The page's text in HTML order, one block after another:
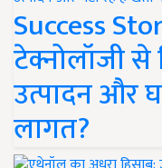
Success
टेक्नोलॉजी
उत्पादन और
लागत?